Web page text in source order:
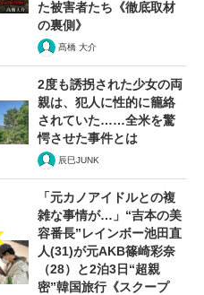
た被害者たち《徹底取材
の裏側》
髙橋 大介
2度も誘拐された少女の両
親は、犯人に性的に籠絡
されていた……全米を驚
愕させた事件とは
辰巳JUNK
「元カノアイドルとの複
雑な事情が…」“吉本の美
容番長”レインボー池田直
人(31)が元AKB篠崎彩奈
（28）と2泊3日“超親
密”韓国旅行《スクープ